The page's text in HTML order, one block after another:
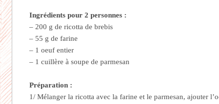
Ingrédients pour 2 personnes :
– 200 g de ricotta de brebis
– 55 g de farine
– 1 oeuf entier
– 1 cuillère à soupe de parmesan
Préparation :
1/ Mélanger la ricotta avec la farine et le parmesan, ajouter